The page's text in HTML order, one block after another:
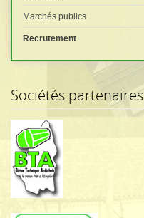
Marchés publics
Recrutement
Sociétés partenaires